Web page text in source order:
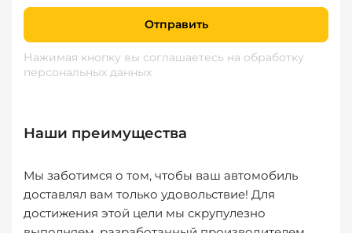
Отправить
Нажимая кнопку вы соглашаетесь на обработку
персональных данных
Наши преимущества
Мы заботимся о том, чтобы ваш автомобиль
доставлял вам только удовольствие! Для
достижения этой цели мы скрупулезно